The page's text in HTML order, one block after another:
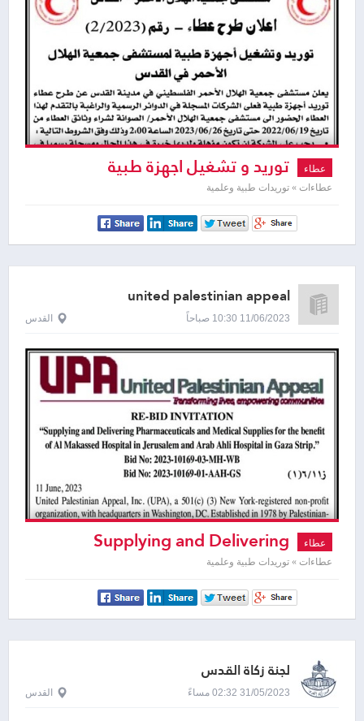
عطاء توريد و تشغيل اجهزة طبية
عطاءات » توريدات طبية وعلمية
united palestinian appeal
11/06/2023 10:30 صباحاً القدس
عطاء Supplying and Delivering
Pharmaceuticals and Medical Supplies
عطاءات » توريدات طبية وعلمية
لجنة زكاة القدس
31/05/2023 02:32 مساءً القدس